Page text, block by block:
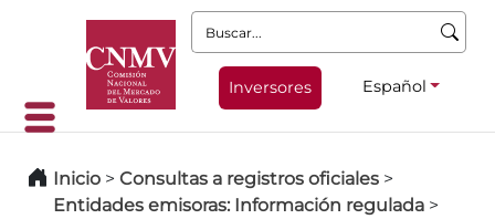
Buscar:
Inversores Español
Inicio > Consultas a registros oficiales >
Entidades emisoras: Información regulada >